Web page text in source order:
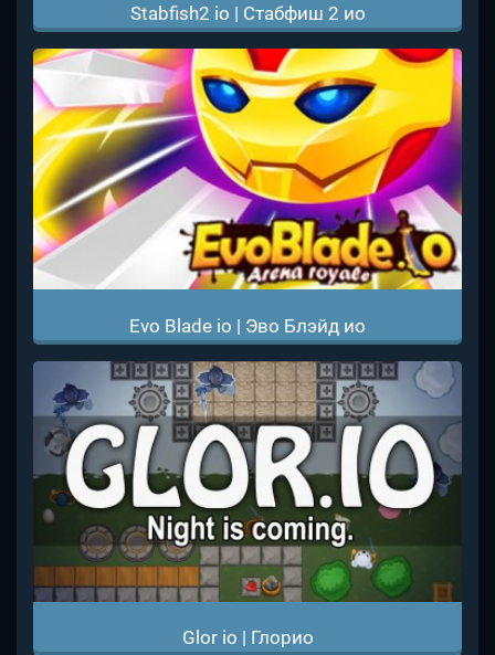
Stabfish2 io | Стабфиш 2 ио
Evo Blade io | Эво Блэйд ио
Glor io | Глорио